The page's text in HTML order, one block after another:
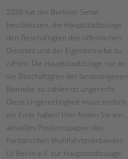
2020 hat der Berliner Senat
beschlossen, die Hauptstadtzulage
den Beschäftigten des öffentlichen
Dienstes und der Eigenbetriebe zu
zahlen. Die Hauptstadtzulage nur an
die Beschäftigten der landeseigenen
Betriebe zu zahlen ist ungerecht.
Diese Ungerechtigkeit muss endlich
ein Ende haben! Hier finden Sie ein
aktuelles Positionspapier des
Paritätischen Wohlfahrtsverbandes
LV Berlin e.V. zur Hauptstadtzulage